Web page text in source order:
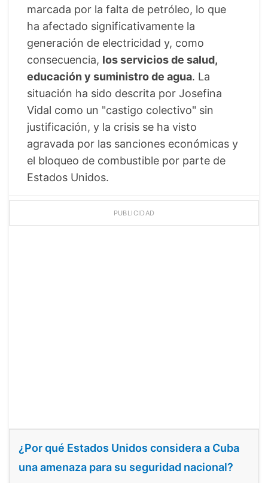
marcada por la falta de petróleo, lo que
ha afectado significativamente la
generación de electricidad y, como
consecuencia, los servicios de salud,
educación y suministro de agua. La
situación ha sido descrita por Josefina
Vidal como un "castigo colectivo" sin
justificación, y la crisis se ha visto
agravada por las sanciones económicas y
el bloqueo de combustible por parte de
Estados Unidos.
PUBLICIDAD
¿Por qué Estados Unidos considera a Cuba
una amenaza para su seguridad nacional?